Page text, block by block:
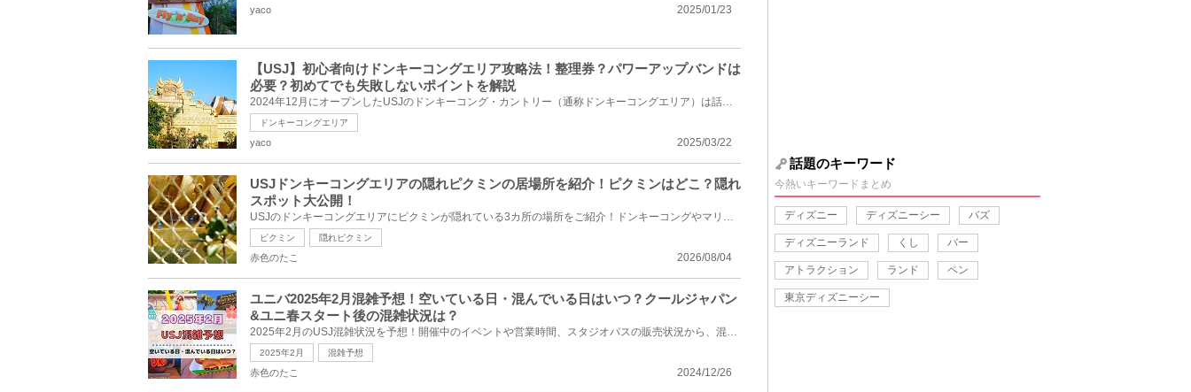
2025/01/23
yaco
【USJ】初心者向けドンキーコングエリア攻略法！整理券？パワーアップバンドは
必要？初めてでも失敗しないポイントを解説
2024年12月にオープンしたUSJのドンキーコング・カントリー（通称ドンキーコングエリア）は話題沸騰の新...
ドンキーコングエリア
2025/03/22
yaco
USJドンキーコングエリアの隠れピクミンの居場所を紹介！ピクミンはどこ？隠れ
スポット大公開！
USJのドンキーコングエリアにピクミンが隠れている3カ所の場所をご紹介！ドンキーコングやマリオと同じ...
ピクミン 隠れピクミン
2026/08/04
赤色のたこ
ユニバ2025年2月混雑予想！空いている日・混んでいる日はいつ？クールジャパン
&ユニ春スタート後の混雑状況は？
2025年2月のUSJ混雑状況を予想！開催中のイベントや営業時間、スタジオパスの販売状況から、混雑してい...
2025年2月 混雑予想
2024/12/26
赤色のたこ
話題のキーワード
今熱いキーワードまとめ
ディズニー ディズニーシー バズ
ディズニーランド くし バー
アトラクション ランド ペン
東京ディズニーシー